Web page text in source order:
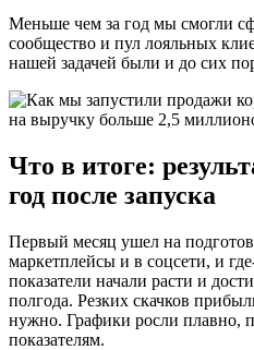
Меньше чем за год мы смогли
сообщество и пул лояльных
нашей задачей были и до сих
Что в итоге:
год после запуска
Первый месяц ушел на
маркетплейсы и в соцсети, и
показатели начали расти и
полгода. Резких скачков
нужно. Графики росли плавно,
показателям.